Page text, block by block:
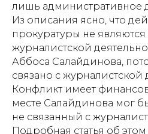
лишь административное
Из описания ясно, что
прокуратуры не являются
журналистской
Аббоса Салайдинова,
связано с журналистской
Конфликт имеет
месте Салайдинова мог
не связанный с
Подробная статья об